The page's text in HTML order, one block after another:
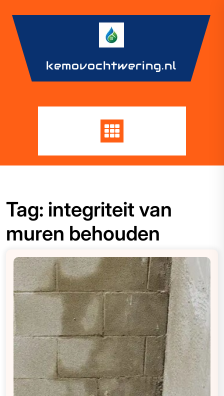
content
kemovochtwering.nl
Tag: integriteit van
muren behouden